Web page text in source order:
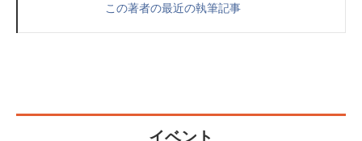
この著者の最近の執筆記事
イベント